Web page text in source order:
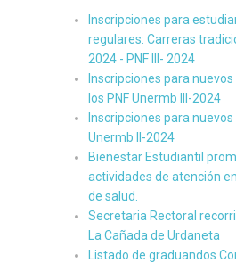
Inscripciones para
regulares: Carreras
2024 - PNF III- 2024
Inscripciones para
los PNF Unermb III-2024
Inscripciones para
Unermb II-2024
Bienestar Estudiantil
actividades de atención
de salud.
Secretaria Rectoral
La Cañada de Urdaneta
Listado de graduandos